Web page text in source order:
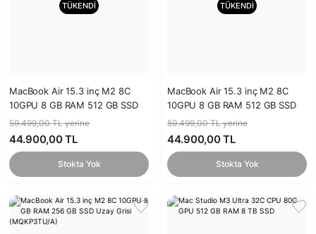
TÜKENDİ
MacBook Air 15.3 inç M2 8C
10GPU 8 GB RAM 512 GB SSD
Gece Yarısı (MQKX3TU/A)
59.499,00 TL yerine
44.900,00 TL
Stokta Yok
TÜKENDİ
MacBook Air 15.3 inç M2 8C
10GPU 8 GB RAM 512 GB SSD
Uzay Grisi (MQKQ3TU/A)
59.499,00 TL yerine
44.900,00 TL
Stokta Yok